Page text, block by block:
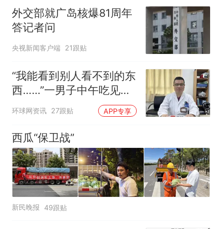
外交部就广岛核爆81周年
答记者问
央视新闻客户端 21跟贴
“我能看到别人看不到的东
西……”一男子中午吃见手
青没事，晚上再吃却出现
环球网资讯 27跟贴 APP专享
西瓜“保卫战”
新民晚报 49跟贴